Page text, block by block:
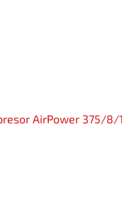
AirPower 375/8/